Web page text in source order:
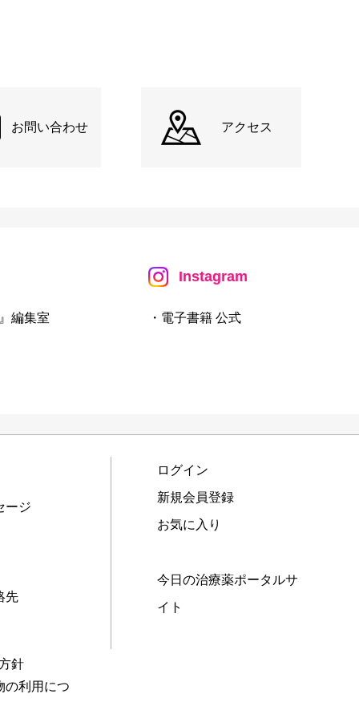
お問い合わせ アクセス
編集室
Instagram
・電子書籍 公式
ージ
先
針
の利用につ
ログイン
新規会員登録
お気に入り
今日の治療薬ポータルサ
イト